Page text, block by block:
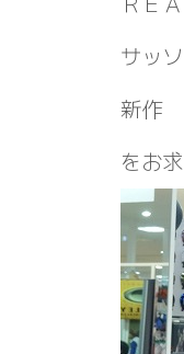
サッ
新作
をお